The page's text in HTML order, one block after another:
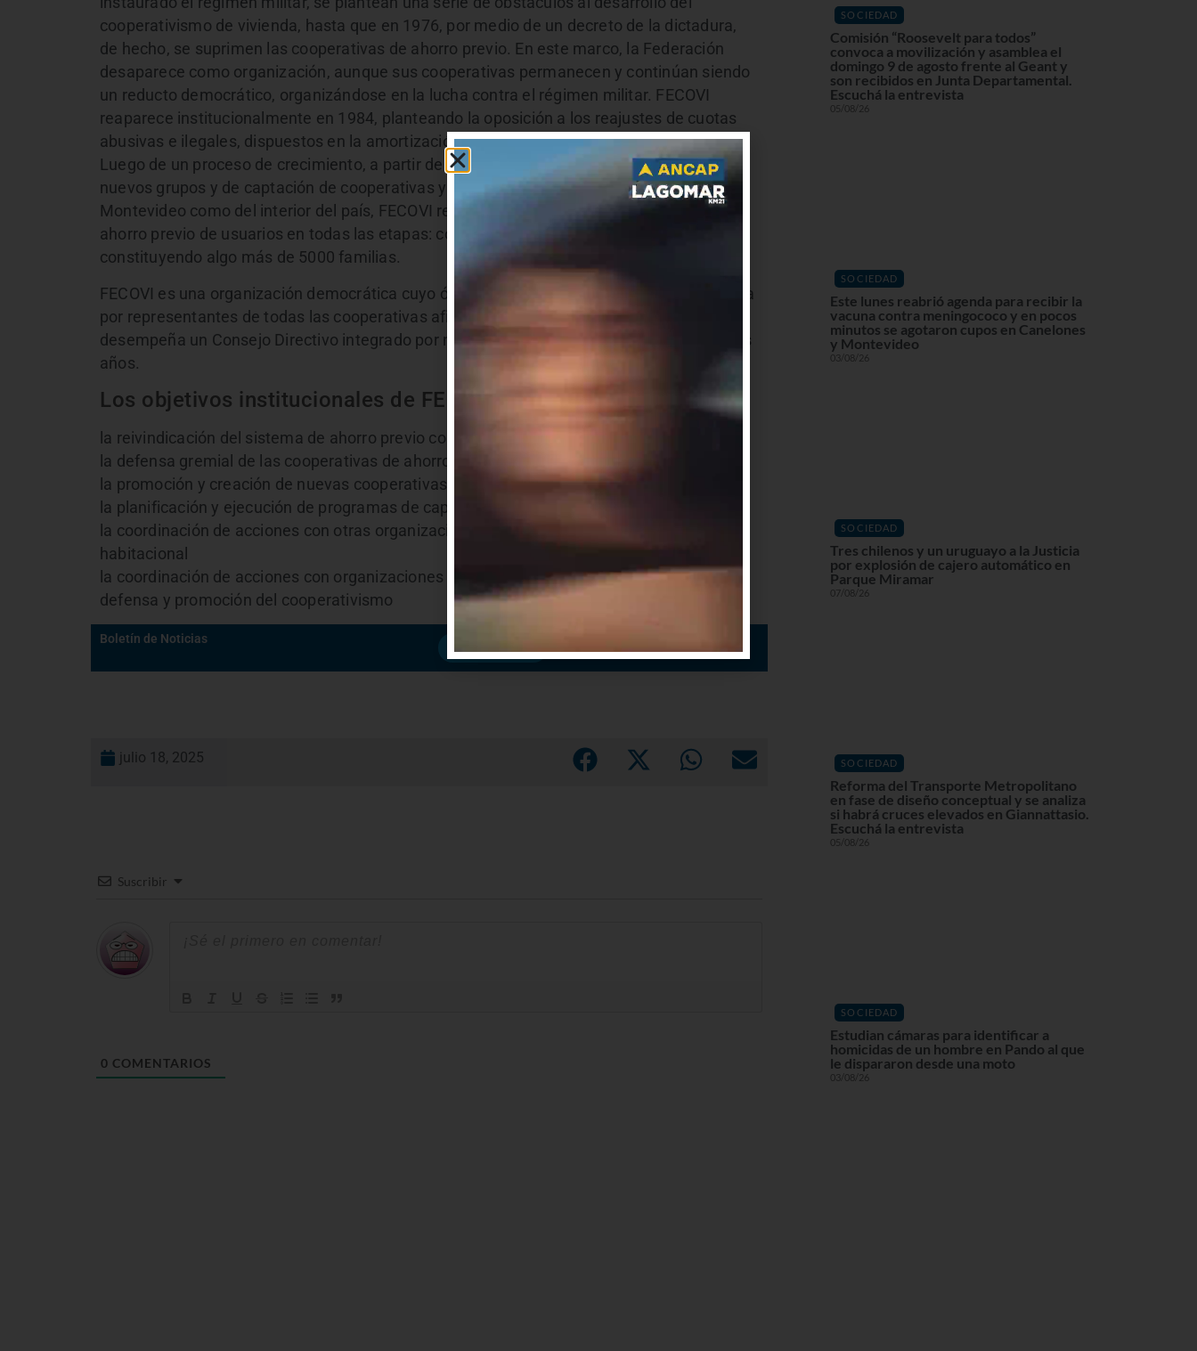
cooperativismo de vivienda, hasta que en 1976, por medio de un decreto de la dictadura,
de hecho, se suprimen las cooperativas de ahorro previo. En este marco, la Federación
desaparece como organización, aunque sus cooperativas permanecen y continúan siendo
un reducto democrático, organizándose en la lucha contra el régimen militar. FECOVI
reaparece institucionalmente en 1984, planteando la oposición a los reajustes de cuotas
abusivas e ilegales, dispuestos en la amortización de los préstamos.
Luego de un proceso de crecimiento, a partir de un intenso trabajo de promoción de
nuevos grupos y de captación de cooperativas ya habitadas de la modalidad, tanto de
Montevideo como del interior del país, FECOVI reúne hoy a unas 105 cooperativas de
ahorro previo de usuarios en todas las etapas: construidas, en obra y en formación
constituyendo algo más de 5000 familias.
FECOVI es una organización democrática cuyo órgano soberano es la Asamblea, integrada
por representantes de todas las cooperativas afiliadas. Las funciones ejecutivas las
desempeña un Consejo Directivo integrado por nueve miembros que son electos cada dos
años.
Los objetivos institucionales de FECOVI están definidos como:
la reivindicación del sistema de ahorro previo como solución al problema habitacional
la defensa gremial de las cooperativas de ahorro previo
la promoción y creación de nuevas cooperativas de vivienda
la planificación y ejecución de programas de capacitación cooperativa
la coordinación de acciones con otras organizaciones que pretendan eliminar el déficit
habitacional
la coordinación de acciones con organizaciones de otras modalidades cooperativas en la
defensa y promoción del cooperativismo
Boletín de Noticias
julio 18, 2025
Suscribir
0 COMENTARIOS
SOCIEDAD
Comisión “Roosevelt para todos”
convoca a movilización y asamblea el
domingo 9 de agosto frente al Geant y
son recibidos en Junta Departamental.
Escuchá la entrevista
05/08/26
SOCIEDAD
Este lunes reabrió agenda para recibir la
vacuna contra meningococo y en pocos
minutos se agotaron cupos en Canelones
y Montevideo
03/08/26
SOCIEDAD
Tres chilenos y un uruguayo a la Justicia
por explosión de cajero automático en
Parque Miramar
07/08/26
SOCIEDAD
Reforma del Transporte Metropolitano
en fase de diseño conceptual y se analiza
si habrá cruces elevados en Giannattasio.
Escuchá la entrevista
05/08/26
SOCIEDAD
Estudian cámaras para identificar a
homicidas de un hombre en Pando al que
le dispararon desde una moto
03/08/26